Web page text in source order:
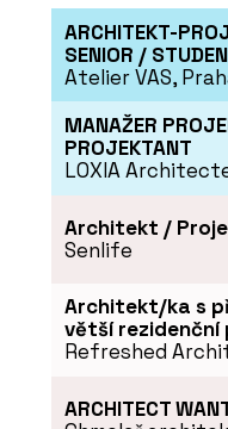
Low-
Glass -
O FIRMĚ
AGC Glass
ARCHITEKT-
SENIOR /
Atelier VAS,
MANAŽER
PROJEKTANT
LOXIA
Architekt /
Senlife
Architekt/ka s
větší
Refreshed
ARCHITECT